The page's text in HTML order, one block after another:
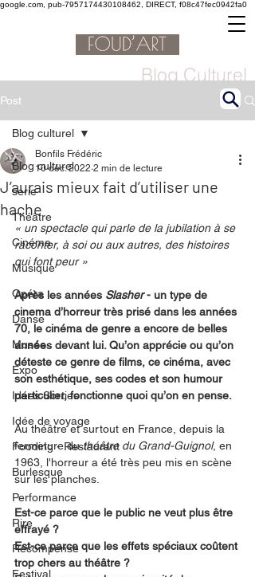
google.com, pub-7957174430108462, DIRECT, f08c47fec0942fa0
Blog Culturel
Post
Blog culturel
serie
Théâtre
Cinéma
Musique
Opéra
Danse
Musée
Expo
Idées Sorties
Idée de voyage
Fooding - Restaurant
Burlesque
Performance
Rire
Récompense
Festival
Blog culturel
J’aurais mieux fait d’utiliser une
hache
Bonfils Frédéric
10 déc. 2022 2 min de lecture
« un spectacle qui parle de la jubilation à se
raconter, à soi ou aux autres, des histoires
qui font peur »
Après les années Slasher - un type de
cinema d’horreur très prisé dans les années
70, le cinéma de genre a encore de belles
années devant lui. Qu’on apprécie ou qu’on
déteste ce genre de films, ce cinéma, avec
son esthétique, ses codes et son humour
particulier, fonctionne quoi qu’on en pense.
Au théâtre et surtout en France, depuis la
fermeture du théâtre du Grand-Guignol, en
1963, l'horreur a été très peu mis en scène
sur les planches.
Est-ce parce que le public ne veut plus être
effrayé ?
Est-ce parce que les effets spéciaux coûtent
trop chers au théâtre ?